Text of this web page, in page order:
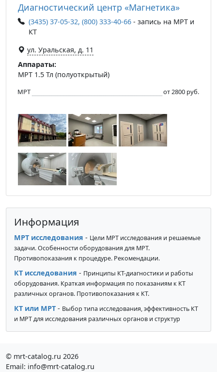
​Диагностический центр «Магнетика»
(3435) 37-05-32, (800) 333-40-66 - запись на МРТ и
КТ
ул. Уральская, д. 11
Аппараты:
МРТ 1.5 Тл (полуоткрытый)
МРТ от 2800 руб.
Информация
МРТ исследования - Цели МРТ исследования и решаемые
задачи. Особенности оборудования для МРТ.
Противопоказания к процедуре. Рекомендации.
КТ исследования - Принципы КТ-диагностики и работы
оборудования. Краткая информация по показаниям к КТ
различных органов. Противопоказания к КТ.
КТ или МРТ - Выбор типа исследования, эффективность КТ
и МРТ для исследования различных органов и структур
© mrt-catalog.ru 2026
Email: info@mrt-catalog.ru